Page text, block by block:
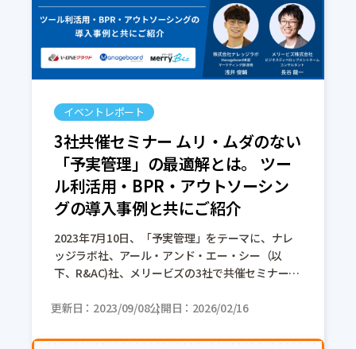
イベントレポート
3社共催セミナー ムリ・ムダのない
「予実管理」の最適解とは。 ツー
ル利活用・BPR・アウトソーシン
グの導入事例と共にご紹介
2023年7月10日、「予実管理」をテーマに、ナレ
ッジラボ社、アール・アンド・エー・シー（以
下、R&AC)社、メリービズの3社で共催セミナーを
最適解とは。”と題して […]
更新日 2023/09/08公開日 2026/02/16